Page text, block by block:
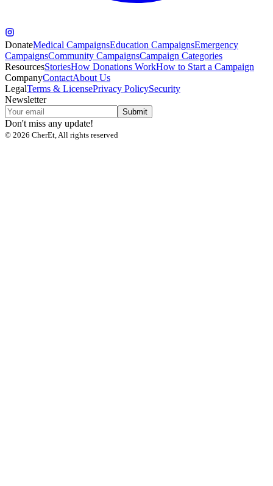
DonateMedical CampaignsEducation CampaignsEmergency
CampaignsCommunity CampaignsCampaign Categories
ResourcesStoriesHow Donations WorkHow to Start a Campaign
CompanyContactAbout Us
LegalTerms & LicensePrivacy PolicySecurity
Newsletter
Submit
Don't miss any update!
© 2026 CherEt, All rights reserved